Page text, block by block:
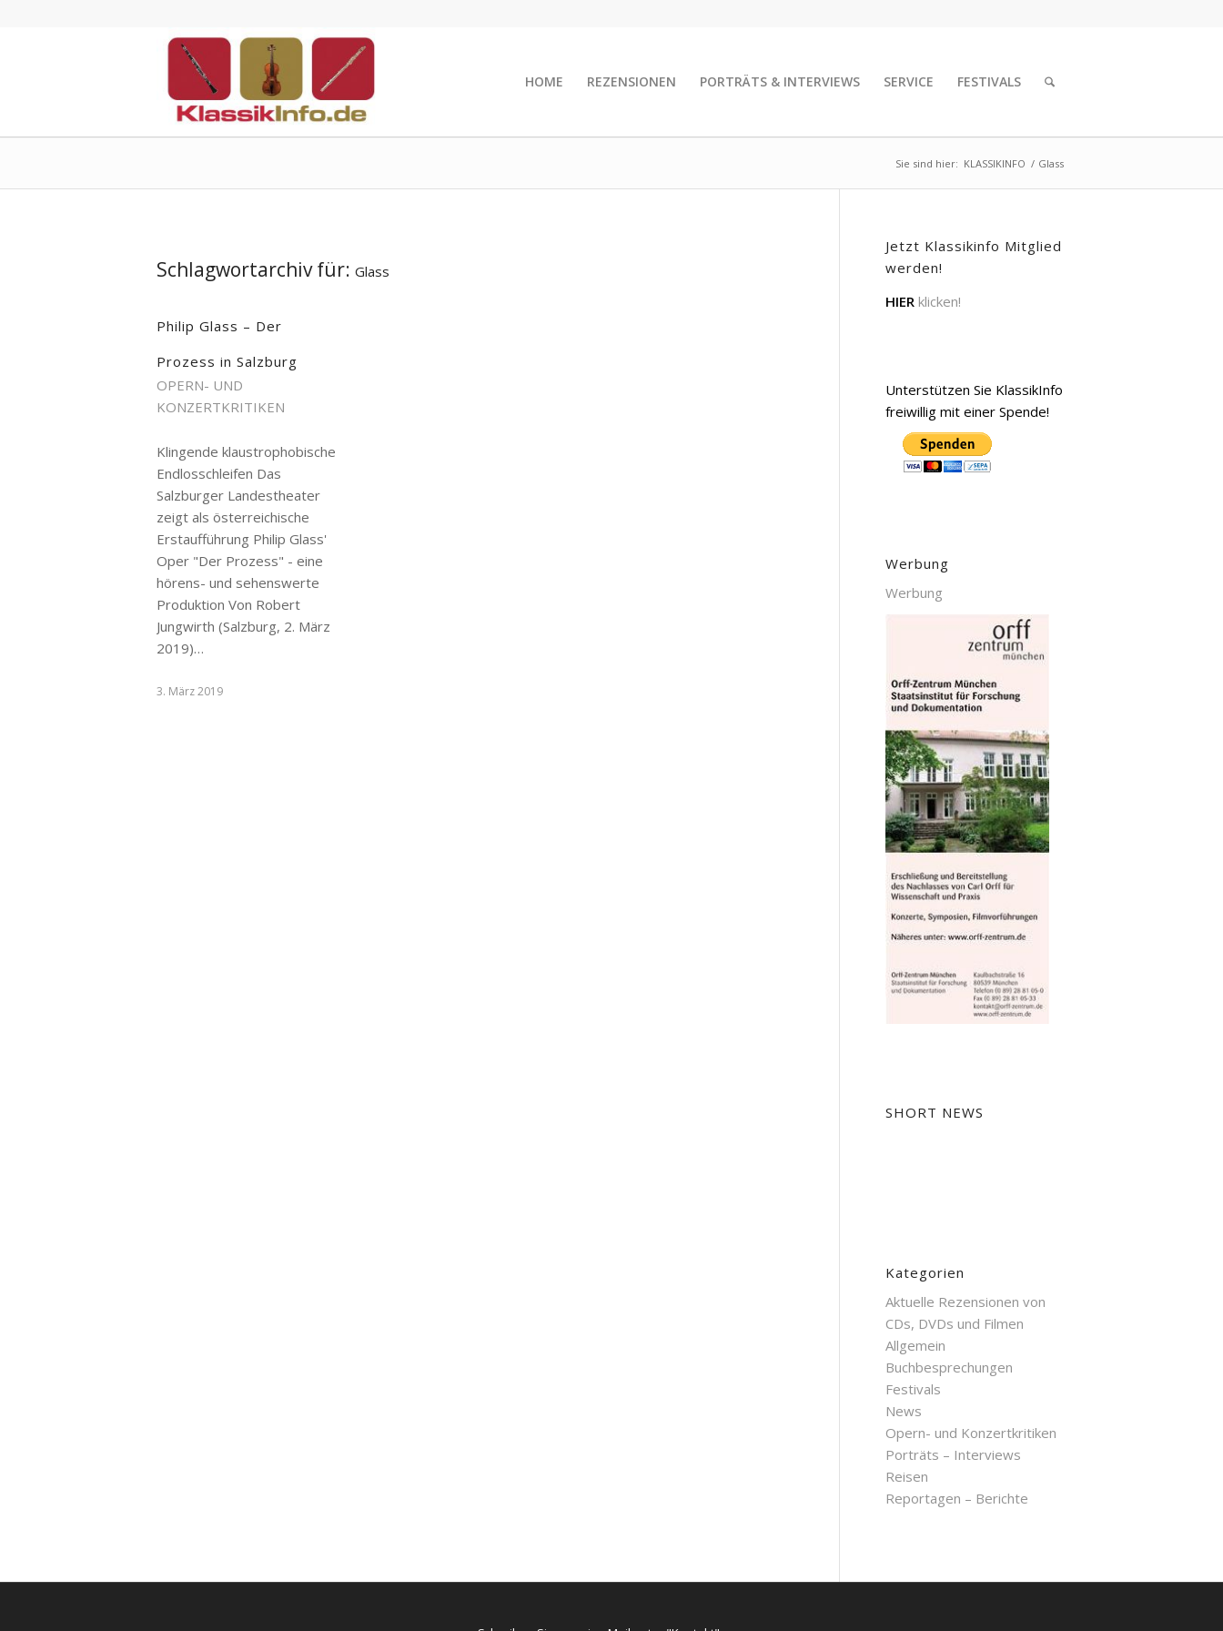
HOME REZENSIONEN PORTRÄTS & INTERVIEWS SERVICE FESTIVALS
Sie sind hier: KLASSIKINFO / Glass
Schlagwortarchiv für: Glass
Philip Glass – Der
Prozess in Salzburg
OPERN- UND
KONZERTKRITIKEN
Klingende klaustrophobische
Endlosschleifen Das
Salzburger Landestheater
zeigt als österreichische
Erstaufführung Philip Glass'
Oper "Der Prozess" - eine
hörens- und sehenswerte
Produktion Von Robert
Jungwirth (Salzburg, 2. März
2019)…
3. März 2019
Jetzt Klassikinfo Mitglied
werden!
HIER klicken!
Unterstützen Sie KlassikInfo
freiwillig mit einer Spende!
Werbung
Werbung
SHORT NEWS
Kategorien
Aktuelle Rezensionen von
CDs, DVDs und Filmen
Allgemein
Buchbesprechungen
Festivals
News
Opern- und Konzertkritiken
Porträts – Interviews
Reisen
Reportagen – Berichte